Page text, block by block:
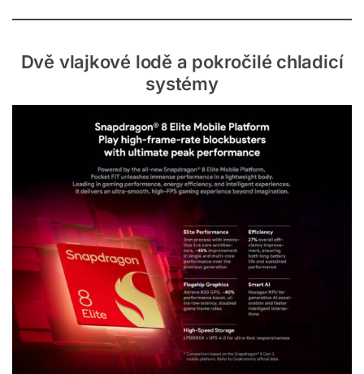
Dvě vlajkové lodě a pokročilé chladicí
systémy